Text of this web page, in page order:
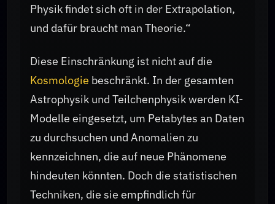
Physik findet sich oft in der Extrapolation,
und dafür braucht man Theorie.“
Diese Einschränkung ist nicht auf die
Kosmologie beschränkt. In der gesamten
Astrophysik und Teilchenphysik werden KI-
Modelle eingesetzt, um Petabytes an Daten
zu durchsuchen und Anomalien zu
kennzeichnen, die auf neue Phänomene
hindeuten könnten. Doch die statistischen
Techniken, die sie empfindlich für